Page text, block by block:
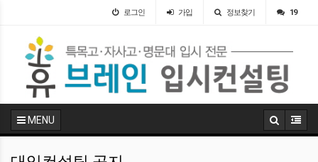
로그인 가입 정보찾기 19
MENU